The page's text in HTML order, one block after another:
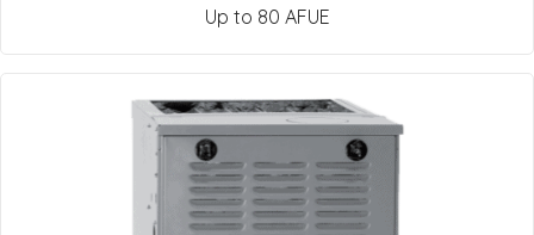
Up to 80 AFUE